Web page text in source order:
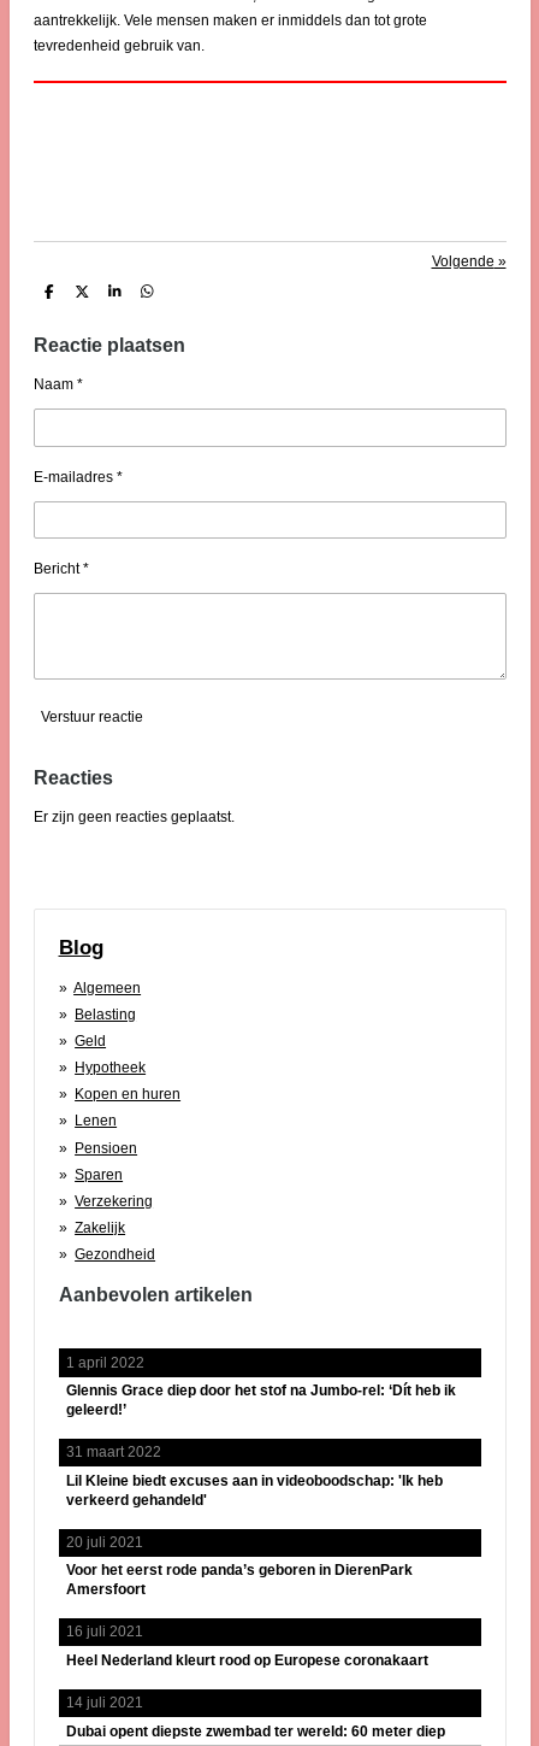
aantrekkelijk. Vele mensen maken er inmiddels dan tot grote
tevredenheid gebruik van.
Volgende »
D
e
n
D
l
S
r
e
D
e
n
Reactie plaatsen
Naam *
E-mailadres *
Bericht *
Verstuur reactie
Reacties
Er zijn geen reacties geplaatst.
Blog
Algemeen
Belasting
Geld
Hypotheek
Kopen en huren
Lenen
Pensioen
Sparen
Verzekering
Zakelijk
Gezondheid
Aanbevolen artikelen
1 april 2022
Glennis Grace diep door het stof na Jumbo-rel: ‘Dít heb ik
geleerd!’
31 maart 2022
Lil Kleine biedt excuses aan in videoboodschap: 'Ik heb
verkeerd gehandeld'
20 juli 2021
Voor het eerst rode panda’s geboren in DierenPark
Amersfoort
16 juli 2021
Heel Nederland kleurt rood op Europese coronakaart
14 juli 2021
Dubai opent diepste zwembad ter wereld: 60 meter diep